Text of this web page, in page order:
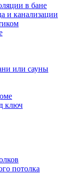
в бане
и канализации
или сауны
ключ
потолка